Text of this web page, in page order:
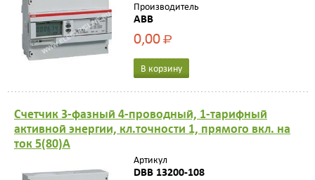
Производитель
ABB
0,00Р
В корзину
Счетчик 3-фазный 4-проводный, 1-тарифный
активной энергии, кл.точности 1, прямого вкл. на
ток 5(80)А
Артикул
DBB 13200-108